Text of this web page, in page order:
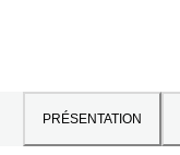
PRÉSENTATION